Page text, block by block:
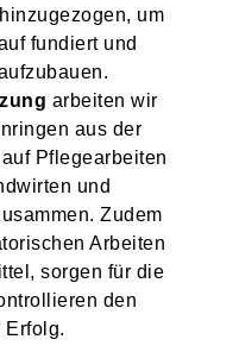
um
fundiert und
arbeiten wir
aus der
Pflegearbeiten
und
Zudem
Arbeiten
sorgen für die
den
Erfolg.